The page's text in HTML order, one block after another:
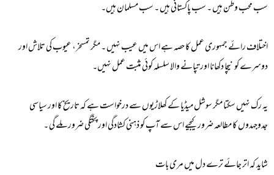
سب محب وطن ہیں ۔ سب پاکستانی ہیں ۔ سب مسلمان ہیں۔
اختلاف رائے جمہوری عمل کا حصہ ہے اس میں عیب نہیں ۔ مگر تمسخر، عیوب کی تلاش اور
دوسرے کو نیچا دکھانا اور تپانے والا سلسلہ کوئی مثبت عمل نہیں۔
یہ رک نہیں سکتا مگر سوشل میڈیا کے کھلاڑیوں سے درخواست ہے کہ تاریخ کا اور سیاسی
جدوجہدوں کا مطالعہ ضرور کیجیے اس سے آپ کو ذہنی کشادگی اور پختگی ضرور ملے گی ۔
شاید کہ اتر جائے ترے دل میں مری بات